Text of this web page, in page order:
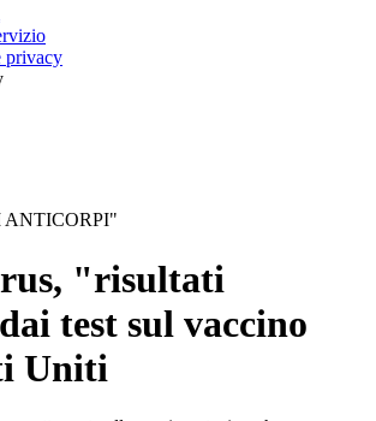
privacy
ANTICORPI"
"risultati
test sul vaccino
Uniti